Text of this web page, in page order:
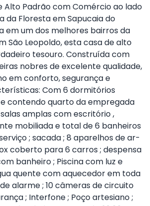
Alto Padrão com Comércio ao lado
da Floresta em Sapucaia do
em um dos melhores bairros da
São Leopoldo, esta casa de alto
tesouro. Construída com
nobres de excelente qualidade,
em conforto, segurança e
Com 6 dormitórios
contendo quarto da empregada
amplas com escritório ,
mobiliada e total de 6 banheiros
; sacada ; 8 aparelhos de ar-
coberto para 6 carros ; despensa
banheiro ; Piscina com luz e
quente com aquecedor em toda
alarme ; 10 câmeras de circuito
; Interfone ; Poço artesiano ;